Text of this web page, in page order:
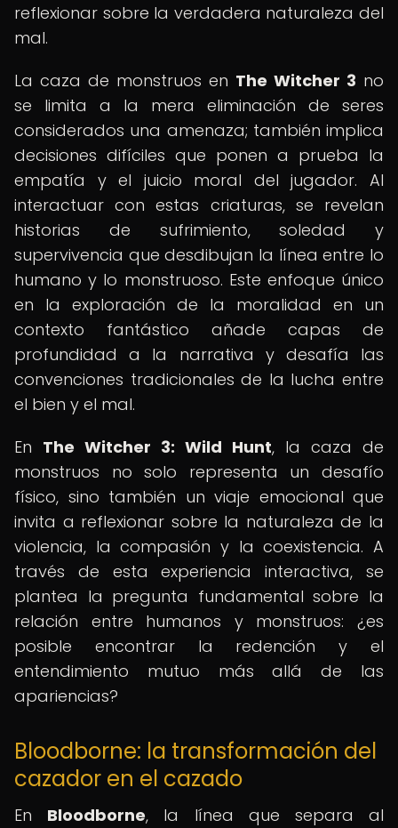
reflexionar sobre la verdadera naturaleza del
mal.
La caza de monstruos en The Witcher 3 no
se limita a la mera eliminación de seres
considerados una amenaza; también implica
decisiones difíciles que ponen a prueba la
empatía y el juicio moral del jugador. Al
interactuar con estas criaturas, se revelan
historias de sufrimiento, soledad y
supervivencia que desdibujan la línea entre lo
humano y lo monstruoso. Este enfoque único
en la exploración de la moralidad en un
contexto fantástico añade capas de
profundidad a la narrativa y desafía las
convenciones tradicionales de la lucha entre
el bien y el mal.
En The Witcher 3: Wild Hunt, la caza de
monstruos no solo representa un desafío
físico, sino también un viaje emocional que
invita a reflexionar sobre la naturaleza de la
violencia, la compasión y la coexistencia. A
través de esta experiencia interactiva, se
plantea la pregunta fundamental sobre la
relación entre humanos y monstruos: ¿es
posible encontrar la redención y el
entendimiento mutuo más allá de las
apariencias?
Bloodborne: la transformación del
cazador en el cazado
En Bloodborne, la línea que separa al